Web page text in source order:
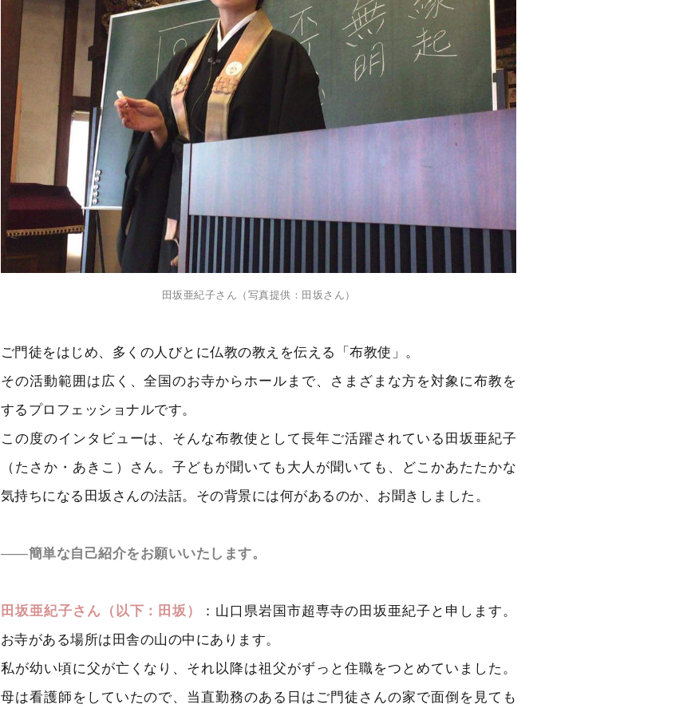
田坂亜紀子さん（写真提供：田坂さん）
ご門徒をはじめ、多くの人びとに仏教の教えを伝える「布教使」。
その活動範囲は広く、全国のお寺からホールまで、さまざまな方を対象に布教を
するプロフェッショナルです。
この度のインタビューは、そんな布教使として長年ご活躍されている田坂亜紀子
（たさか・あきこ）さん。子どもが聞いても大人が聞いても、どこかあたたかな
気持ちになる田坂さんの法話。その背景には何があるのか、お聞きしました。
――簡単な自己紹介をお願いいたします。
田坂亜紀子さん（以下：田坂）
：山口県岩国市超専寺の田坂亜紀子と申します。
お寺がある場所は田舎の山の中にあります。
私が幼い頃に父が亡くなり、それ以降は祖父がずっと住職をつとめていました。
母は看護師をしていたので、当直勤務のある日はご門徒さんの家で面倒を見ても